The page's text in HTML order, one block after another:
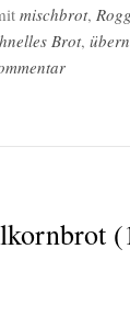
mischbrot,
Brot,